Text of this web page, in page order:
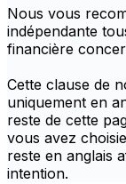
Nous vous
indépendante
financière
Cette clause de
uniquement en
reste de cette
vous avez
reste en anglais
intention.